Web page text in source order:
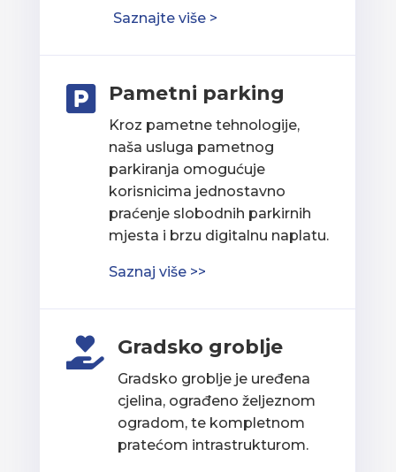
Saznajte više >
 Pametni parking
Kroz pametne tehnologije,
naša usluga pametnog
parkiranja omogućuje
korisnicima jednostavno
praćenje slobodnih parkirnih
mjesta i brzu digitalnu naplatu.
Saznaj više >>
 Gradsko groblje
Gradsko groblje je uređena
cjelina, ograđeno željeznom
ogradom, te kompletnom
pratećom intrastrukturom.